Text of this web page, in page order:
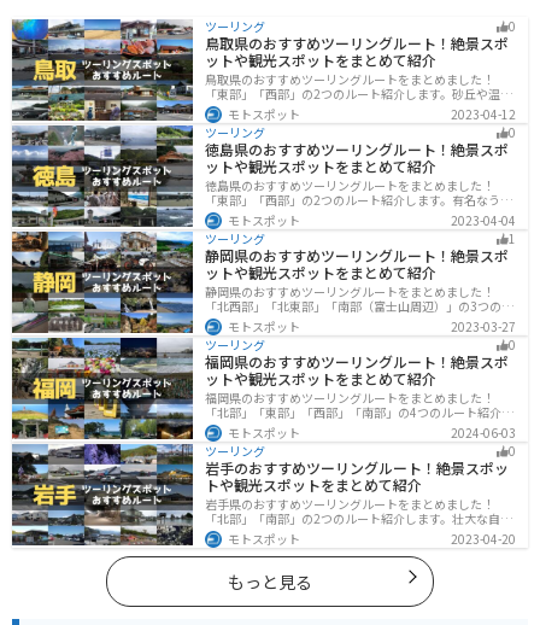
ツーリング 0
鳥取県のおすすめツーリングルート！絶景スポ
ットや観光スポットをまとめて紹介
鳥取県のおすすめツーリングルートをまとめました！
「東部」「西部」の2つのルート紹介します。砂丘や温泉
地、歴史ある城跡など魅力溢れるスポットが多数あるの
で楽しめます。バイクで鳥取県にツーリングに行く際は
参考にしてください。
モトスポット
2023-04-12
ツーリング
0
徳島県のおすすめツーリングルート！絶景スポ
ットや観光スポットをまとめて紹介
徳島県のおすすめツーリングルートをまとめました！
「東部」「西部」の2つのルート紹介します。有名なうず
しおや山を中心とした自然豊かなスポットが多数ありま
す。バイクで徳島県にツーリングに行く際は参考にして
ください。
モトスポット
2023-04-04
ツーリング
1
静岡県のおすすめツーリングルート！絶景スポ
ットや観光スポットをまとめて紹介
静岡県のおすすめツーリングルートをまとめました！
「北西部」「北東部」「南部（富士山周辺）」の3つのル
ート紹介します。富士山を中心に自然豊かな景色や食事
を楽しめるスポットが多数あります。バイクで静岡県に
ツーリングに行く際は参考にしてください。
モトスポット
2023-03-27
ツーリング
0
福岡県のおすすめツーリングルート！絶景スポ
ットや観光スポットをまとめて紹介
福岡県のおすすめツーリングルートをまとめました！
「北部」「東部」「西部」「南部」の4つのルート紹介し
ます。豊かな自然から歴史ある名所、グルメまで多彩な
魅力が詰まっており、様々な楽しみ方ができます。バイ
クで福岡県にツーリングに行く際は参考にしてくださ
い。
モトスポット
2024-06-03
ツーリング
0
岩手のおすすめツーリングルート！絶景スポッ
トや観光スポットをまとめて紹介
岩手県のおすすめツーリングルートをまとめました！
「北部」「南部」の2つのルート紹介します。壮大な自然
や歴史的な観光スポットが多く存在するので楽しめま
す。バイクで岩手県にツーリングに行く際は参考にして
ください。
モトスポット 2023-04-20
もっと見る